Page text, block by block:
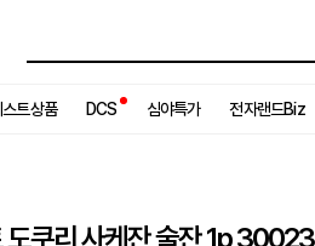
트상품 DCS 심야특가 전자랜드Biz
도쿠리 사케잔 술잔 1p 30023